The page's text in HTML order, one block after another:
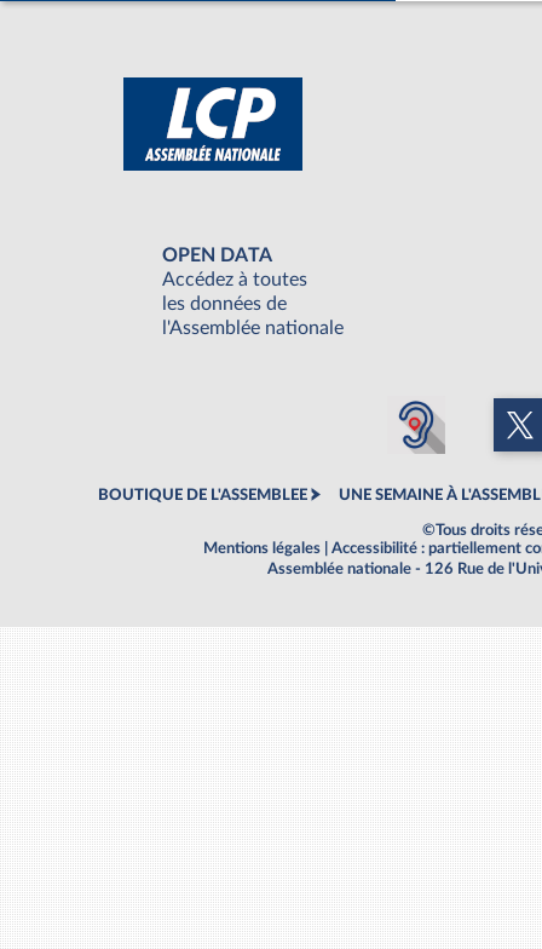
OPEN DATA
Accédez à toutes
les données de
l'Assemblée nationale
BOUTIQUE DE L'ASSEMBLEE UNE SEMAINE À
©Tous droits
Mentions légales
Accessibilité : partiellement
Assemblée nationale - 126 Rue de